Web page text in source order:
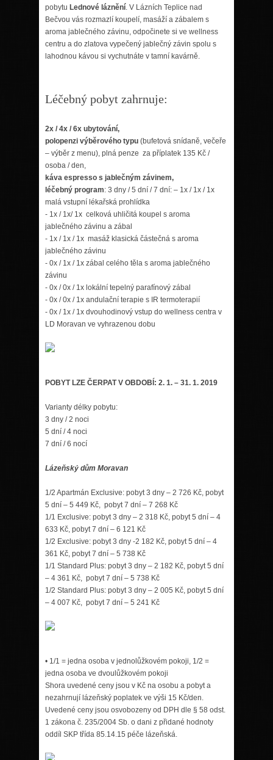
pobytu Lednové láznění. V Lázních Teplice nad
Bečvou vás rozmazlí koupelí, masáží a zábalem s
aroma jablečného závinu, odpočinete si ve wellness
centru a do zlatova vypečený jablečný závin spolu s
lahodnou kávou si vychutnáte v tamní kavárně.
Léčebný pobyt zahrnuje:
2x / 4x / 6x ubytování,
polopenzi výběrového typu (bufetová snídaně, večeře
– výběr z menu), plná penze za příplatek 135 Kč /
osoba / den,
káva espresso s jablečným závinem,
léčebný program: 3 dny / 5 dní / 7 dní: – 1x / 1x / 1x
malá vstupní lékařská prohlídka
- 1x / 1x/ 1x celková uhličitá koupel s aroma
jablečného závinu a zábal
- 1x / 1x / 1x masáž klasická částečná s aroma
jablečného závinu
- 0x / 1x / 1x zábal celého těla s aroma jablečného
závinu
- 0x / 0x / 1x lokální tepelný parafínový zábal
- 0x / 0x / 1x andulační terapie s IR termoterapií
- 0x / 1x / 1x dvouhodinový vstup do wellness centra v
LD Moravan ve vyhrazenou dobu
POBYT LZE ČERPAT V OBDOBÍ: 2. 1. – 31. 1. 2019
Varianty délky pobytu:
3 dny / 2 noci
5 dní / 4 noci
7 dní / 6 nocí
Lázeňský dům Moravan
1/2 Apartmán Exclusive: pobyt 3 dny – 2 726 Kč, pobyt
5 dní – 5 449 Kč, pobyt 7 dní – 7 268 Kč
1/1 Exclusive: pobyt 3 dny – 2 318 Kč, pobyt 5 dní – 4
633 Kč, pobyt 7 dní – 6 121 Kč
1/2 Exclusive: pobyt 3 dny -2 182 Kč, pobyt 5 dní – 4
361 Kč, pobyt 7 dní – 5 738 Kč
1/1 Standard Plus: pobyt 3 dny – 2 182 Kč, pobyt 5 dní
– 4 361 Kč, pobyt 7 dní – 5 738 Kč
1/2 Standard Plus: pobyt 3 dny – 2 005 Kč, pobyt 5 dní
– 4 007 Kč, pobyt 7 dní – 5 241 Kč
• 1/1 = jedna osoba v jednolůžkovém pokoji, 1/2 =
jedna osoba ve dvoulůžkovém pokoji
Shora uvedené ceny jsou v Kč na osobu a pobyt a
nezahrnují lázeňský poplatek ve výši 15 Kč/den.
Uvedené ceny jsou osvobozeny od DPH dle § 58 odst.
1 zákona č. 235/2004 Sb. o dani z přidané hodnoty
oddíl SKP třída 85.14.15 péče lázeňská.